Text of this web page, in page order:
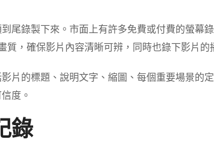
尾錄製下來。市面上有許多免費或付費的螢幕
，確保影片內容清晰可辨，同時也錄下影片
片的標題、說明文字、縮圖、每個重要場景的
度。
錄